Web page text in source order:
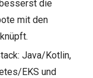
die
mit den
Java/Kotlin,
EKS und